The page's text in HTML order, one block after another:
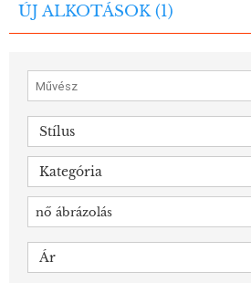
ÚJ ALKOTÁSOK (1)
Stílus
Kategória
nő ábrázolás
Ár